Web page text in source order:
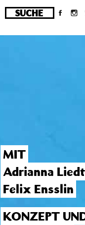
/homepages/10/
MIT
Adrianna
Felix Ensslin
KONZEPT